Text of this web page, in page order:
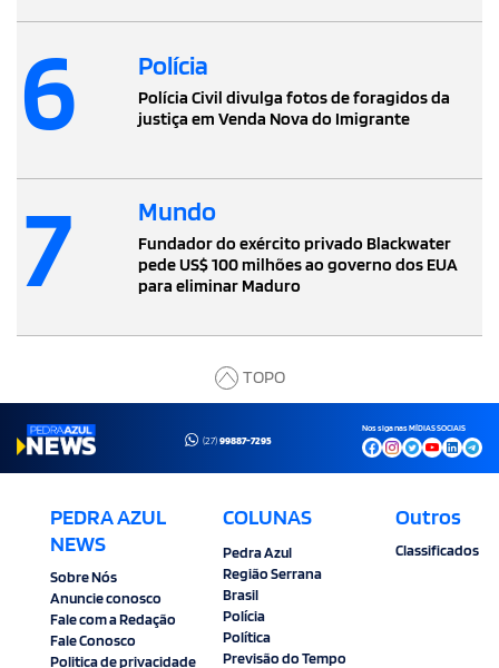
6 Polícia
Polícia Civil divulga fotos de foragidos da
justiça em Venda Nova do Imigrante
7 Mundo
Fundador do exército privado Blackwater
pede US$ 100 milhões ao governo dos EUA
para eliminar Maduro
TOPO
(27)99887-7295
Nos siga nas MÍDIAS SOCIAIS
PEDRA AZUL
NEWS
Sobre Nós
Anuncie conosco
Fale com a Redação
Fale Conosco
Politica de privacidade
COLUNAS
Pedra Azul
Região Serrana
Brasil
Polícia
Política
Previsão do Tempo
Outros
Classificados